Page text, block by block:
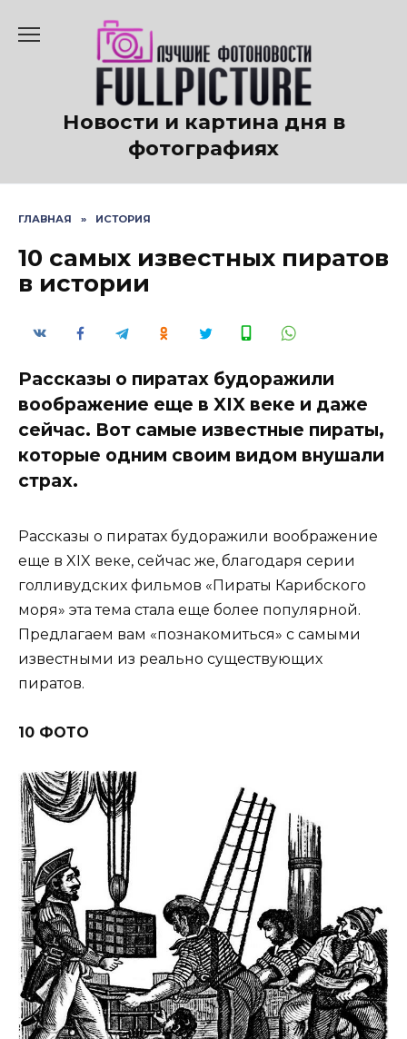
содержанию
Новости и картина дня в
фотографиях
ГЛАВНАЯ » ИСТОРИЯ
10 самых известных пиратов
в истории
Рассказы о пиратах будоражили
воображение еще в XIX веке и даже
сейчас. Вот самые известные пираты,
которые одним своим видом внушали
страх.
Рассказы о пиратах будоражили воображение
еще в XIX веке, сейчас же, благодаря серии
голливудских фильмов «Пираты Карибского
моря» эта тема стала еще более популярной.
Предлагаем вам «познакомиться» с самыми
известными из реально существующих
пиратов.
10 ФОТО